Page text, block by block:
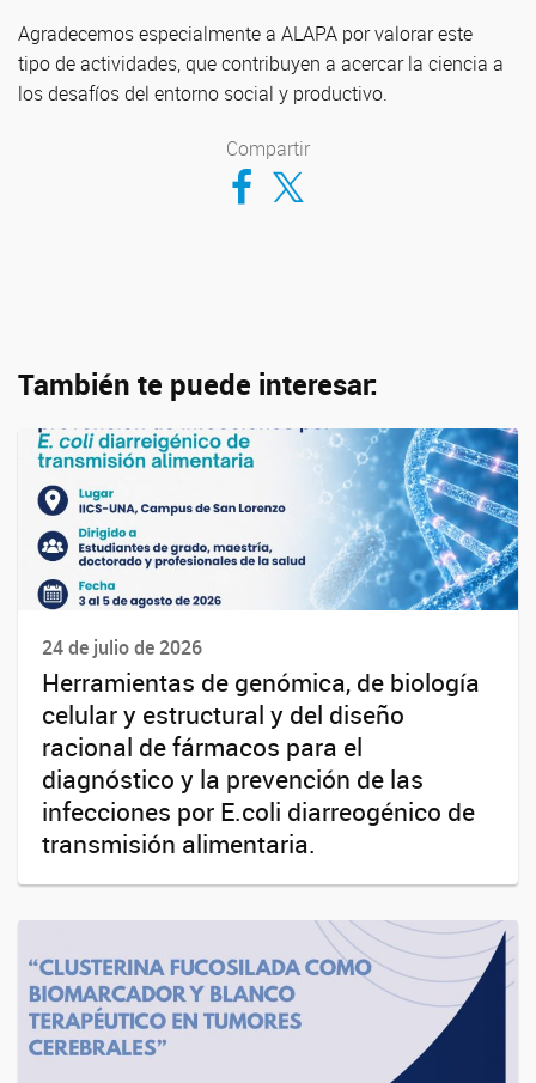
Agradecemos especialmente a ALAPA por valorar este
tipo de actividades, que contribuyen a acercar la ciencia a
los desafíos del entorno social y productivo.
Compartir
Compartir en Facebook
Compartir en Twitter
También te puede interesar:
24 de julio de 2026
Herramientas de genómica, de biología
celular y estructural y del diseño
racional de fármacos para el
diagnóstico y la prevención de las
infecciones por E.coli diarreogénico de
transmisión alimentaria.